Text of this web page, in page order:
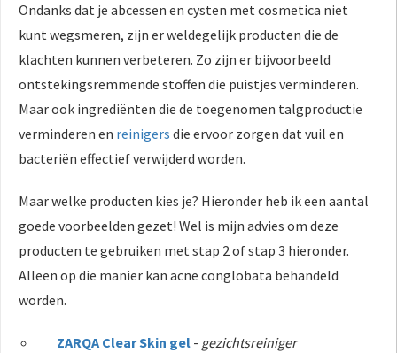
Ondanks dat je abcessen en cysten met cosmetica niet
kunt wegsmeren, zijn er weldegelijk producten die de
klachten kunnen verbeteren. Zo zijn er bijvoorbeeld
ontstekingsremmende stoffen die puistjes verminderen.
Maar ook ingrediënten die de toegenomen talgproductie
verminderen en reinigers die ervoor zorgen dat vuil en
bacteriën effectief verwijderd worden.
Maar welke producten kies je? Hieronder heb ik een aantal
goede voorbeelden gezet! Wel is mijn advies om deze
producten te gebruiken met stap 2 of stap 3 hieronder.
Alleen op die manier kan acne conglobata behandeld
worden.
ZARQA Clear Skin gel - gezichtsreiniger